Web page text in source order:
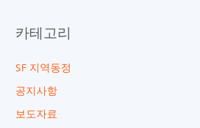
카테고리
SF 지역동정
공지사항
보도자료